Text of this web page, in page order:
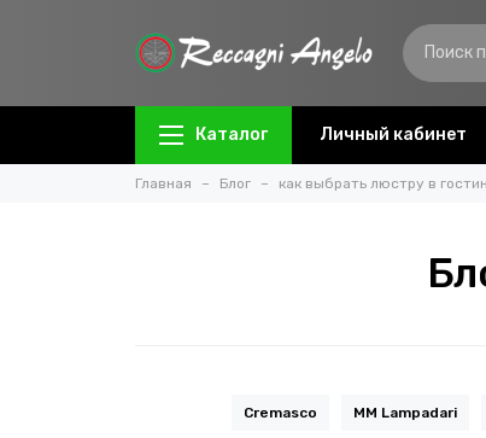
Каталог Личный кабинет
Главная Блог как выбрать люстру в
Cremasco MM Lampadari